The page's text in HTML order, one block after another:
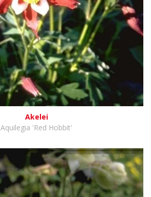
Akelei
Aquilegia 'Red Hobbit'